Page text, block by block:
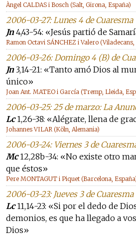
Àngel CALDAS i Bosch (Salt, Girona, España)
2006-03-27: Lunes 4 de Cuaresma
Jn4,43-54: «Jesús partió de
Ramon Octavi SÁNCHEZ i Valero
2006-03-26: Domingo 4 (B) de
Jn3,14-21: «Tanto amó Dios al
único»
Joan Ant. MATEO i García (Tremp, Lleida,
2006-03-25: 25 de marzo: La
Lc1,26-38: «Alégrate, llena de
Johannes VILAR (Köln, Alemania)
2006-03-24: Viernes 3 de
Mc12,28b-34: «No existe otro
que éstos»
Pere MONTAGUT i Piquet (Barcelona,
2006-03-23: Jueves 3 de Cuaresma
Lc11,14-23: «Si por el dedo de
demonios, es que ha llegado a
Dios»